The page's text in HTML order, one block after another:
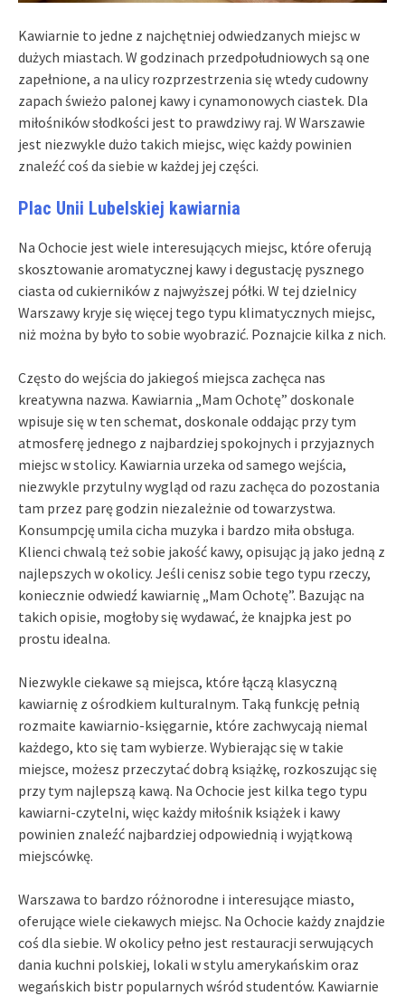
Kawiarnie to jedne z najchętniej odwiedzanych miejsc w
dużych miastach. W godzinach przedpołudniowych są one
zapełnione, a na ulicy rozprzestrzenia się wtedy cudowny
zapach świeżo palonej kawy i cynamonowych ciastek. Dla
miłośników słodkości jest to prawdziwy raj. W Warszawie
jest niezwykle dużo takich miejsc, więc każdy powinien
znaleźć coś da siebie w każdej jej części.
Plac Unii Lubelskiej kawiarnia
Na Ochocie jest wiele interesujących miejsc, które oferują
skosztowanie aromatycznej kawy i degustację pysznego
ciasta od cukierników z najwyższej półki. W tej dzielnicy
Warszawy kryje się więcej tego typu klimatycznych miejsc,
niż można by było to sobie wyobrazić. Poznajcie kilka z nich.
Często do wejścia do jakiegoś miejsca zachęca nas
kreatywna nazwa. Kawiarnia „Mam Ochotę” doskonale
wpisuje się w ten schemat, doskonale oddając przy tym
atmosferę jednego z najbardziej spokojnych i przyjaznych
miejsc w stolicy. Kawiarnia urzeka od samego wejścia,
niezwykle przytulny wygląd od razu zachęca do pozostania
tam przez parę godzin niezależnie od towarzystwa.
Konsumpcję umila cicha muzyka i bardzo miła obsługa.
Klienci chwalą też sobie jakość kawy, opisując ją jako jedną z
najlepszych w okolicy. Jeśli cenisz sobie tego typu rzeczy,
koniecznie odwiedź kawiarnię „Mam Ochotę”. Bazując na
takich opisie, mogłoby się wydawać, że knajpka jest po
prostu idealna.
Niezwykle ciekawe są miejsca, które łączą klasyczną
kawiarnię z ośrodkiem kulturalnym. Taką funkcję pełnią
rozmaite kawiarnio-księgarnie, które zachwycają niemal
każdego, kto się tam wybierze. Wybierając się w takie
miejsce, możesz przeczytać dobrą książkę, rozkoszując się
przy tym najlepszą kawą. Na Ochocie jest kilka tego typu
kawiarni-czytelni, więc każdy miłośnik książek i kawy
powinien znaleźć najbardziej odpowiednią i wyjątkową
miejscówkę.
Warszawa to bardzo różnorodne i interesujące miasto,
oferujące wiele ciekawych miejsc. Na Ochocie każdy znajdzie
coś dla siebie. W okolicy pełno jest restauracji serwujących
dania kuchni polskiej, lokali w stylu amerykańskim oraz
wegańskich bistr popularnych wśród studentów. Kawiarnie